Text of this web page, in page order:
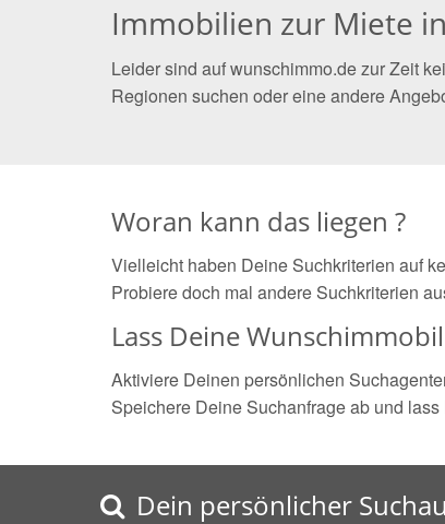
Immobilien zur Miete
Leider sind auf wunschimmo.de zur Zeit
Regionen suchen oder eine andere
Woran kann das liegen ?
Vielleicht haben Deine Suchkriterien auf
Probiere doch mal andere Suchkriterien
Lass Deine
Aktiviere Deinen persönlichen
Speichere Deine Suchanfrage ab und
Dein persönlicher